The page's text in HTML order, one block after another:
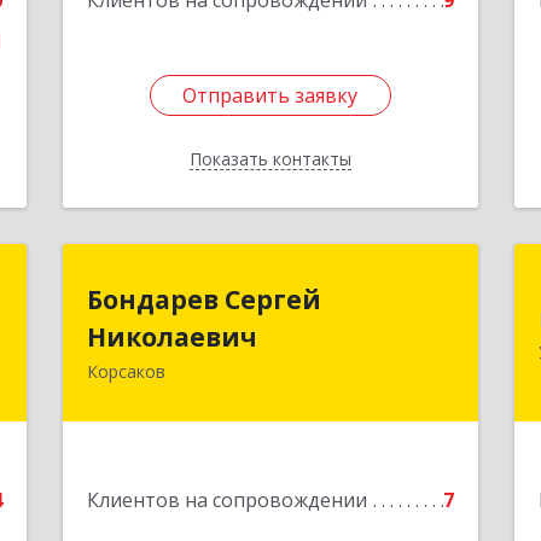
Отправить заявку
Показать контакты
Отправить заявку
Назад
Бондарев Сергей
Николаевич
Корсаков
Клиентов на сопровождении 7
Бондарев Сергей
Николаевич